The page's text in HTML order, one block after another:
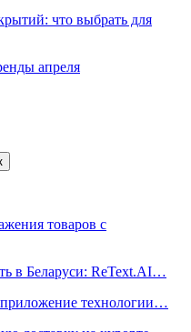
что выбрать для
апреля
товаров с
в Беларуси: ReText.AI…
технологии…